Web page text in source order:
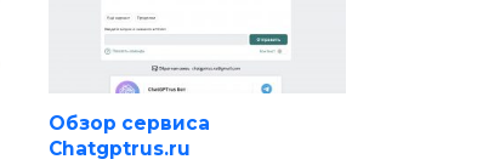
Обзор сервиса
Chatgptrus.ru